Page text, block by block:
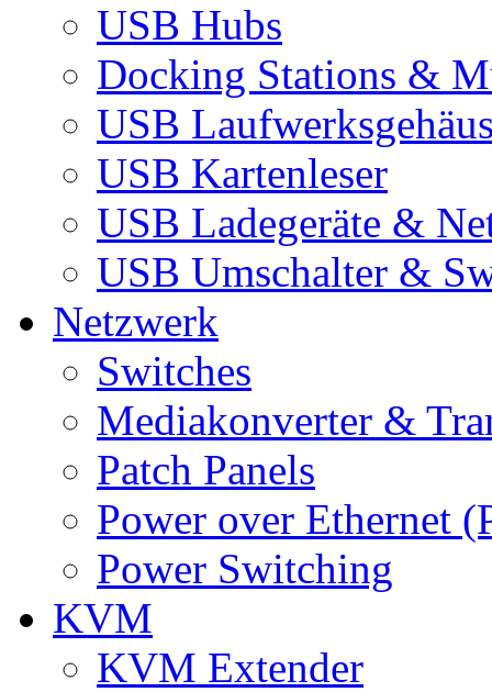
USB Hubs
Docking Stations &
USB
USB Kartenleser
USB Ladegeräte &
USB Umschalter &
Netzwerk
Switches
Mediakonverter &
Patch Panels
Power over Ethernet
Power Switching
KVM
KVM Extender